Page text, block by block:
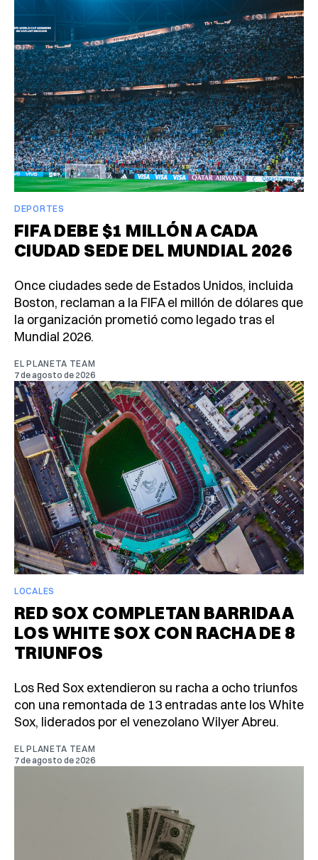
DEPORTES
FIFA DEBE $1 MILLÓN A CADA
CIUDAD SEDE DEL MUNDIAL 2026
Once ciudades sede de Estados Unidos, incluida
Boston, reclaman a la FIFA el millón de dólares que
la organización prometió como legado tras el
Mundial 2026.
EL PLANETA TEAM
7 de agosto de 2026
LOCALES
RED SOX COMPLETAN BARRIDA A
LOS WHITE SOX CON RACHA DE 8
TRIUNFOS
Los Red Sox extendieron su racha a ocho triunfos
con una remontada de 13 entradas ante los White
Sox, liderados por el venezolano Wilyer Abreu.
EL PLANETA TEAM
7 de agosto de 2026